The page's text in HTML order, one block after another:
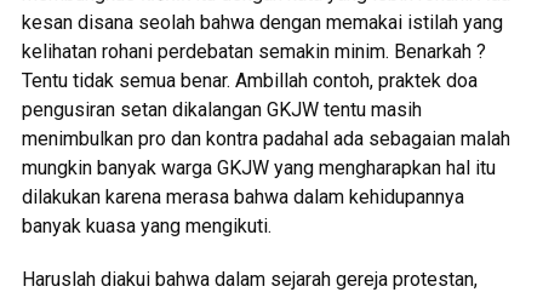
kesan disana seolah bahwa dengan memakai istilah yang
kelihatan rohani perdebatan semakin minim. Benarkah ?
Tentu tidak semua benar. Ambillah contoh, praktek doa
pengusiran setan dikalangan GKJW tentu masih
menimbulkan pro dan kontra padahal ada sebagaian malah
mungkin banyak warga GKJW yang mengharapkan hal itu
dilakukan karena merasa bahwa dalam kehidupannya
banyak kuasa yang mengikuti.
Haruslah diakui bahwa dalam sejarah gereja protestan,